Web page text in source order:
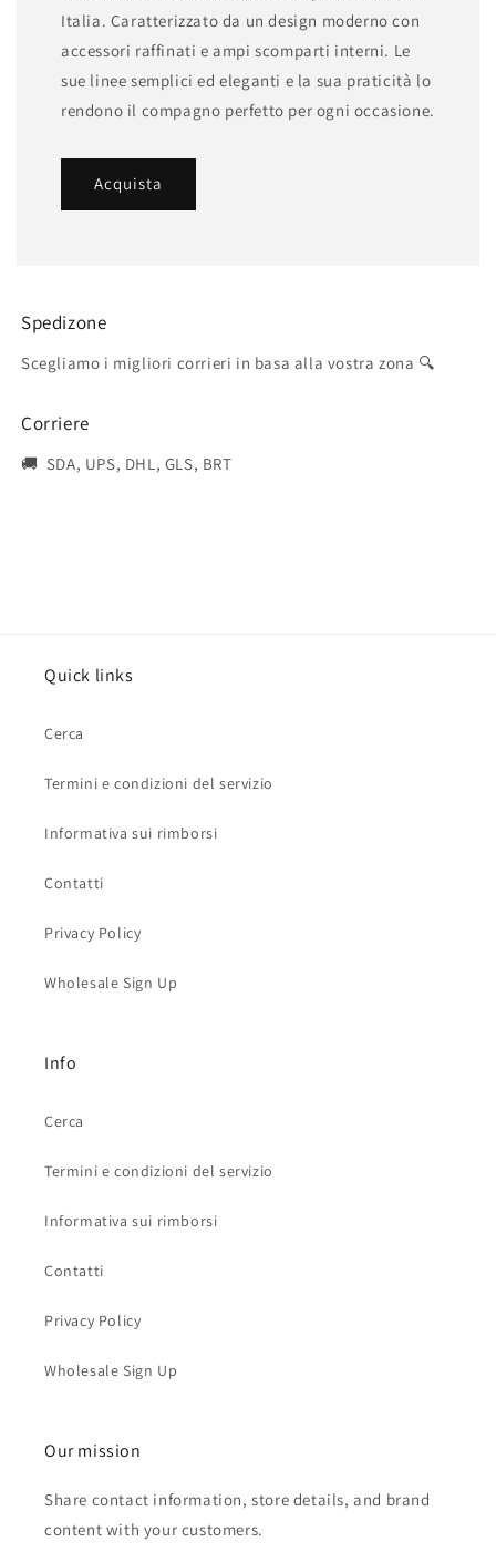
Italia. Caratterizzato da un design moderno con
accessori raffinati e ampi scomparti interni. Le
sue linee semplici ed eleganti e la sua praticità lo
rendono il compagno perfetto per ogni occasione.
Acquista
Spedizone
Scegliamo i migliori corrieri in basa alla vostra zona 🔍
Corriere
🚚 SDA, UPS, DHL, GLS, BRT
Quick links
Cerca
Termini e condizioni del servizio
Informativa sui rimborsi
Contatti
Privacy Policy
Wholesale Sign Up
Info
Cerca
Termini e condizioni del servizio
Informativa sui rimborsi
Contatti
Privacy Policy
Wholesale Sign Up
Our mission
Share contact information, store details, and brand
content with your customers.